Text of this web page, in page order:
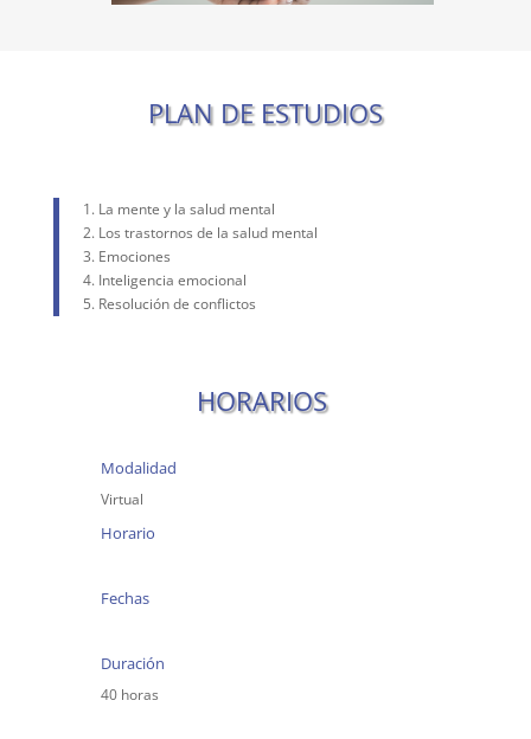
PLAN DE ESTUDIOS
1. La mente y la salud mental
2. Los trastornos de la salud mental
3. Emociones
4. Inteligencia emocional
5. Resolución de conflictos
HORARIOS
Modalidad
Virtual
Horario
Fechas
Duración
40 horas